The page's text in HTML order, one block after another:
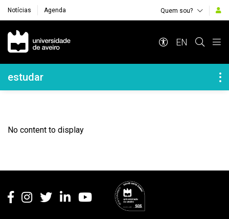
Notícias Agenda Quem sou?
Navegação Principal
EN
Navegação Lateral
estudar
No content to display